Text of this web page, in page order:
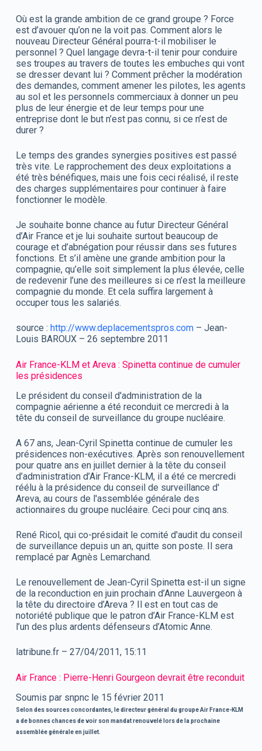
Où est la grande ambition de ce grand groupe ? Force
est d’avouer qu’on ne la voit pas. Comment alors le
nouveau Directeur Général pourra-t-il mobiliser le
personnel ? Quel langage devra-t-il tenir pour conduire
ses troupes au travers de toutes les embuches qui vont
se dresser devant lui ? Comment prêcher la modération
des demandes, comment amener les pilotes, les agents
au sol et les personnels commerciaux à donner un peu
plus de leur énergie et de leur temps pour une
entreprise dont le but n’est pas connu, si ce n’est de
durer ?
Le temps des grandes synergies positives est passé
très vite. Le rapprochement des deux exploitations a
été très bénéfiques, mais une fois ceci réalisé, il reste
des charges supplémentaires pour continuer à faire
fonctionner le modèle.
Je souhaite bonne chance au futur Directeur Général
d’Air France et je lui souhaite surtout beaucoup de
courage et d’abnégation pour réussir dans ses futures
fonctions. Et s’il amène une grande ambition pour la
compagnie, qu’elle soit simplement la plus élevée, celle
de redevenir l’une des meilleures si ce n’est la meilleure
compagnie du monde. Et cela suffira largement à
occuper tous les salariés.
source : http://www.deplacementspros.com– Jean-
Louis BAROUX – 26 septembre 2011
Air France-KLM et Areva : Spinetta continue de cumuler
les présidences
Le président du conseil d'administration de la
compagnie aérienne a été reconduit ce mercredi à la
tête du conseil de surveillance du groupe nucléaire.
A 67 ans, Jean-Cyril Spinetta continue de cumuler les
présidences non-exécutives. Après son renouvellement
pour quatre ans en juillet dernier à la tête du conseil
d’administration d’Air France-KLM, il a été ce mercredi
réélu à la présidence du conseil de surveillance d'
Areva, au cours de l'assemblée générale des
actionnaires du groupe nucléaire. Ceci pour cinq ans.
René Ricol, qui co-présidait le comité d'audit du conseil
de surveillance depuis un an, quitte son poste. Il sera
remplacé par Agnès Lemarchand.
Le renouvellement de Jean-Cyril Spinetta est-il un signe
de la reconduction en juin prochain d’Anne Lauvergeon à
la tête du directoire d’Areva ? Il est en tout cas de
notoriété publique que le patron d’Air France-KLM est
l’un des plus ardents défenseurs d’Atomic Anne.
latribune.fr – 27/04/2011, 15:11
Air France : Pierre-Henri Gourgeon devrait être reconduit
Soumis par snpnc le 15 février 2011
Selon des sources concordantes, le directeur général du groupe Air France-KLM
a de bonnes chances de voir son mandat renouvelé lors de la prochaine
assemblée générale en juillet.